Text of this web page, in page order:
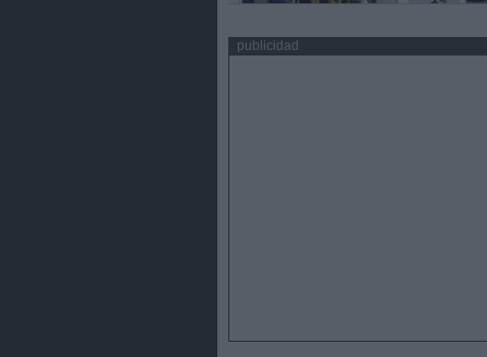
publicidad